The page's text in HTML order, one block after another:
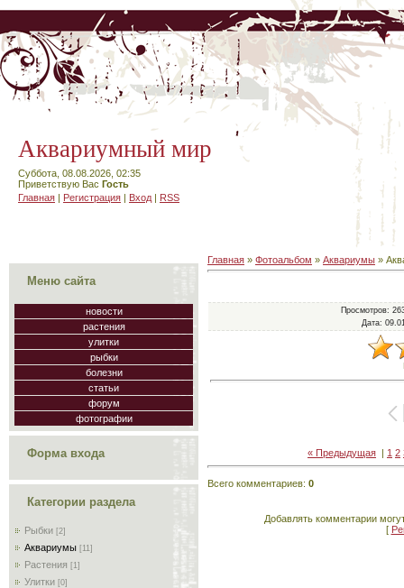
Аквариумный мир
Суббота, 08.08.2026, 02:35
Приветствую Вас Гость
Главная | Регистрация | Вход | RSS
Меню сайта
новости
растения
улитки
рыбки
болезни
статьи
форум
фотографии
Форма входа
Категории раздела
Рыбки [2]
Аквариумы [11]
Растения [1]
Улитки [0]
Главная » Фотоальбом » Аквариумы »
Просмотров:
Дата:
« Предыдущая | 1 2
Всего комментариев: 0
Добавлять комментарии
[